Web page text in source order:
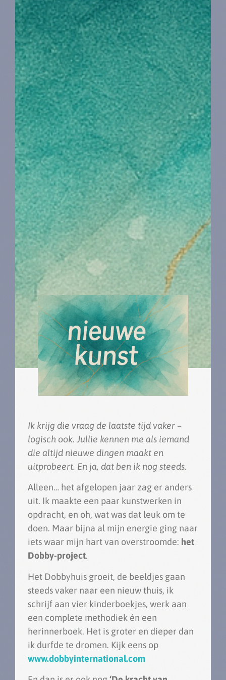
Ik krijg die vraag de laatste tijd vaker –
logisch ook. Jullie kennen me als iemand
die altijd nieuwe dingen maakt en
uitprobeert. En ja, dat ben ik nog steeds.
Alleen… het afgelopen jaar zag er anders
uit. Ik maakte een paar kunstwerken in
opdracht, en oh, wat was dat leuk om te
doen. Maar bijna al mijn energie ging naar
iets waar mijn hart van overstroomde: het
Dobby-project.
Het Dobbyhuis groeit, de beeldjes gaan
steeds vaker naar een nieuw thuis, ik
schrijf aan vier kinderboekjes, werk aan
een complete methodiek én een
herinnerboek. Het is groter en dieper dan
ik durfde te dromen. Kijk eens op
www.dobbyinternational.com